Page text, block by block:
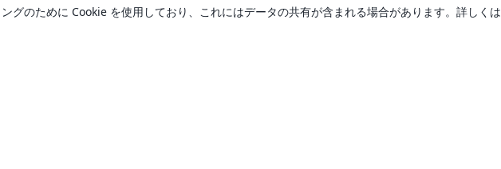
グのために Cookie を使用しており、これにはデータの共有が含まれる場合があります。詳しくは